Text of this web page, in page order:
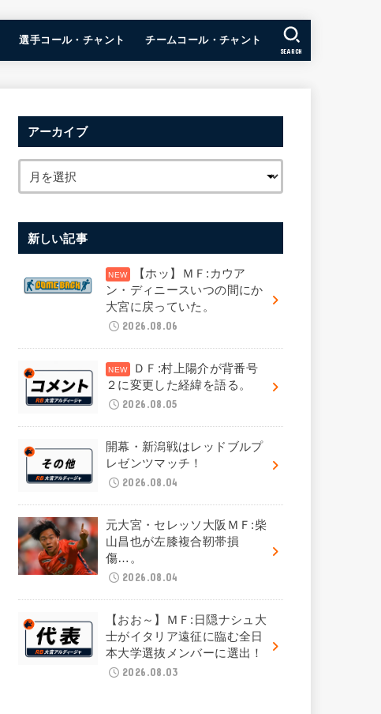
選手コール・チャント チームコール・チャント
SEARCH
アーカイブ
新しい記事
【ホッ】ＭＦ:カウア
ン・ディニースいつの間にか
大宮に戻っていた。
2026.08.06
ＤＦ:村上陽介が背番号
２に変更した経緯を語る。
2026.08.05
開幕・新潟戦はレッドブルプ
レゼンツマッチ！
2026.08.04
元大宮・セレッソ大阪ＭＦ:柴
山昌也が左膝複合靭帯損
傷…。
2026.08.04
【おお～】ＭＦ:日隠ナシュ大
士がイタリア遠征に臨む全日
本大学選抜メンバーに選出！
2026.08.03